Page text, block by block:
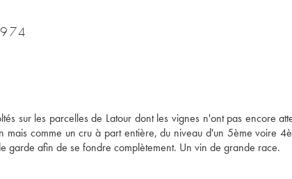
LATOUR SECOND VIN 1974
sur les parcelles de Latour dont les vignes n'ont pas encore
comme un cru à part entière, du niveau d'un 5ème voire
garde afin de se fondre complètement. Un vin de grande race.